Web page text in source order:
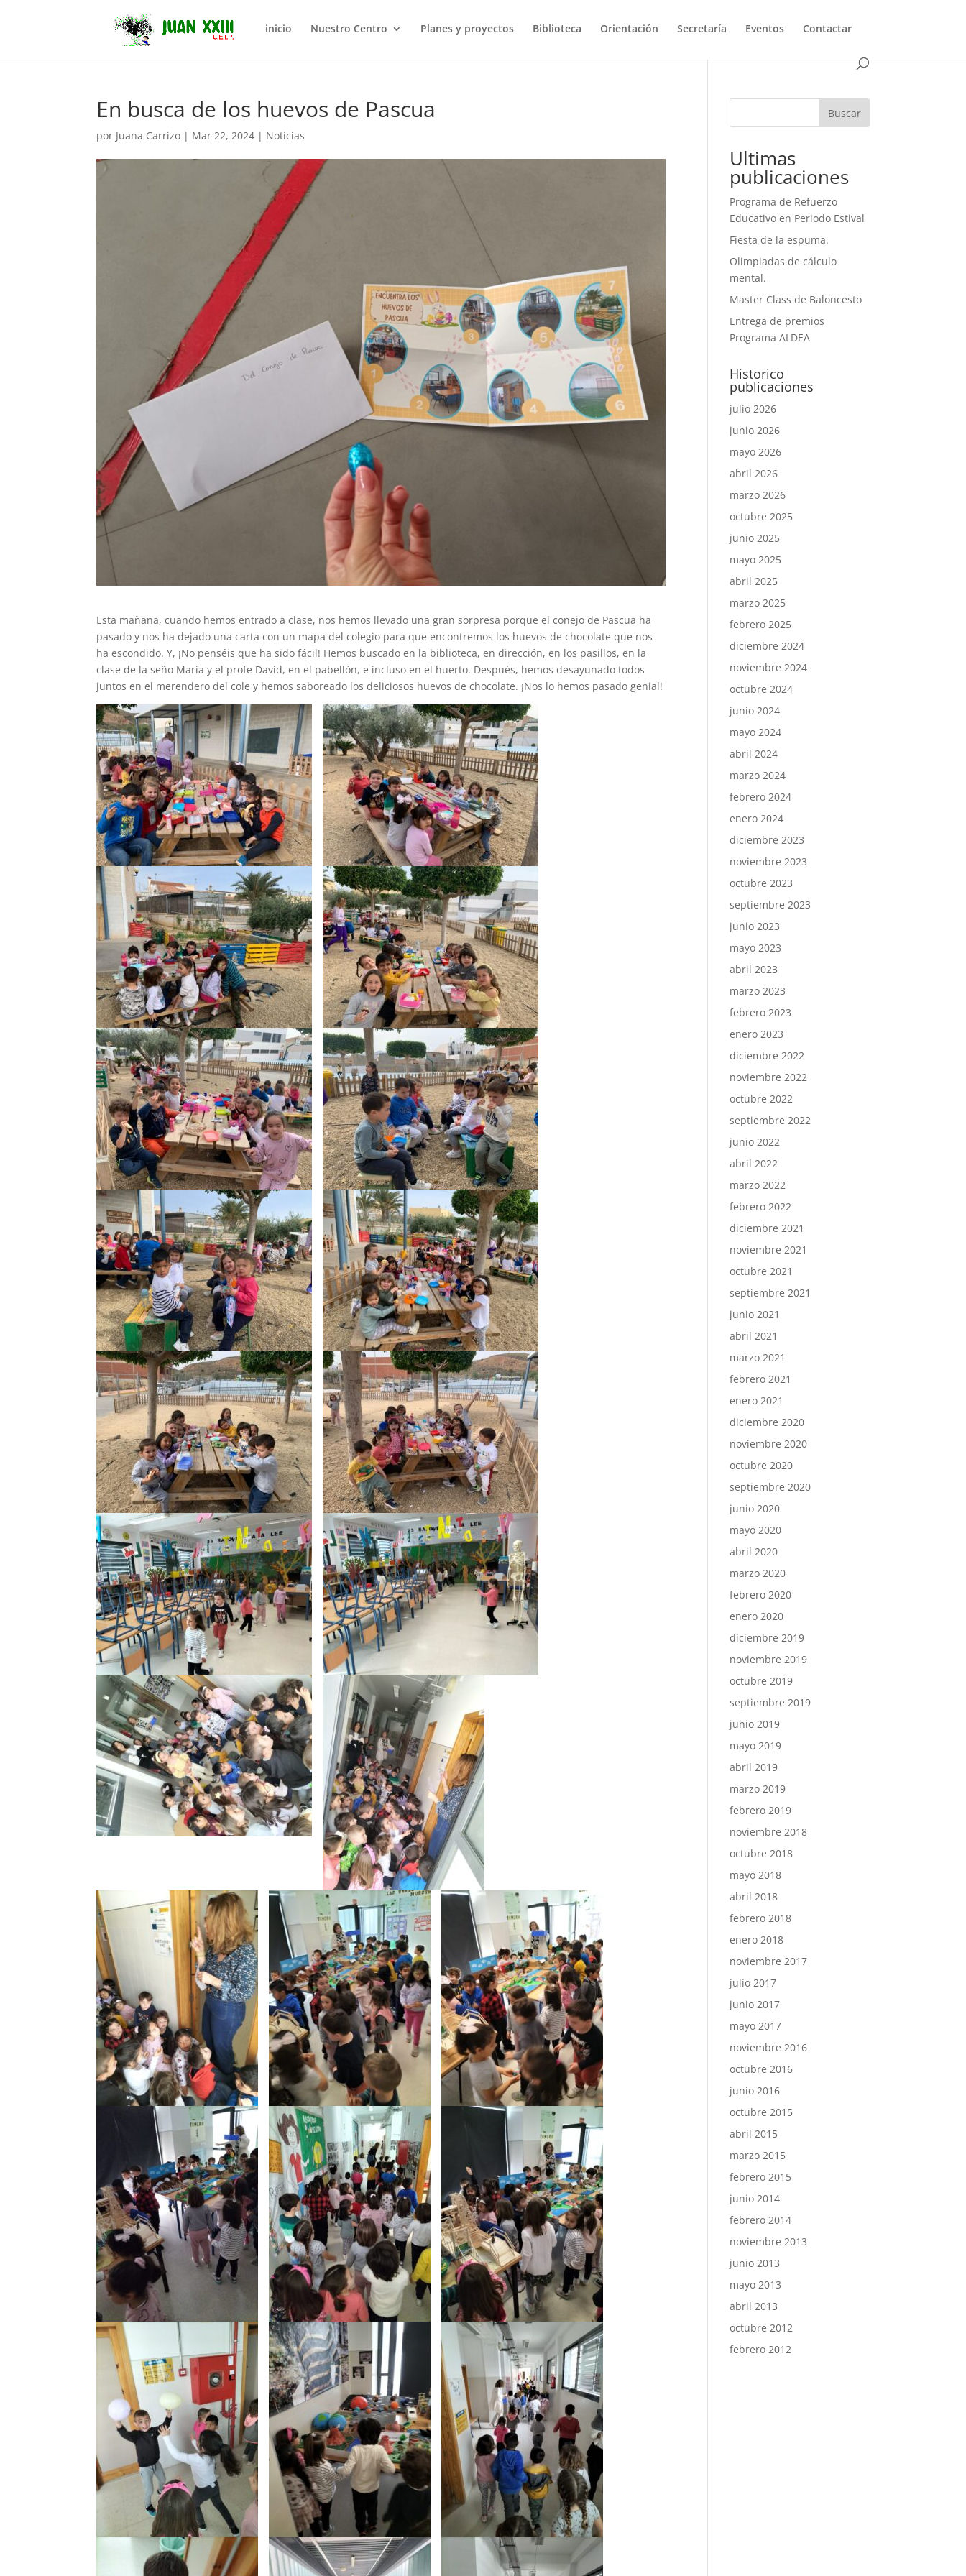
inicio Nuestro Centro Planes y proyectos Biblioteca Orientación Secretaría Eventos Contactar
En busca de los huevos de Pascua
por Juana Carrizo | Mar 22, 2024 | Noticias
Esta mañana, cuando hemos entrado a clase, nos hemos llevado una gran sorpresa porque el conejo de Pascua ha
pasado y nos ha dejado una carta con un mapa del colegio para que encontremos los huevos de chocolate que nos
ha escondido. Y, ¡No penséis que ha sido fácil! Hemos buscado en la biblioteca, en dirección, en los pasillos, en la
clase de la seño María y el profe David, en el pabellón, e incluso en el huerto. Después, hemos desayunado todos
juntos en el merendero del cole y hemos saboreado los deliciosos huevos de chocolate. ¡Nos lo hemos pasado genial!
Buscar
Ultimas
publicaciones
Programa de Refuerzo
Educativo en Periodo Estival
Fiesta de la espuma.
Olimpiadas de cálculo
mental.
Master Class de Baloncesto
Entrega de premios
Programa ALDEA
Historico
publicaciones
julio 2026
junio 2026
mayo 2026
abril 2026
marzo 2026
octubre 2025
junio 2025
mayo 2025
abril 2025
marzo 2025
febrero 2025
diciembre 2024
noviembre 2024
octubre 2024
junio 2024
mayo 2024
abril 2024
marzo 2024
febrero 2024
enero 2024
diciembre 2023
noviembre 2023
octubre 2023
septiembre 2023
junio 2023
mayo 2023
abril 2023
marzo 2023
febrero 2023
enero 2023
diciembre 2022
noviembre 2022
octubre 2022
septiembre 2022
junio 2022
abril 2022
marzo 2022
febrero 2022
diciembre 2021
noviembre 2021
octubre 2021
septiembre 2021
junio 2021
abril 2021
marzo 2021
febrero 2021
enero 2021
diciembre 2020
noviembre 2020
octubre 2020
septiembre 2020
junio 2020
mayo 2020
abril 2020
marzo 2020
febrero 2020
enero 2020
diciembre 2019
noviembre 2019
octubre 2019
septiembre 2019
junio 2019
mayo 2019
abril 2019
marzo 2019
febrero 2019
noviembre 2018
octubre 2018
mayo 2018
abril 2018
febrero 2018
enero 2018
noviembre 2017
julio 2017
junio 2017
mayo 2017
noviembre 2016
octubre 2016
junio 2016
octubre 2015
abril 2015
marzo 2015
febrero 2015
junio 2014
febrero 2014
noviembre 2013
junio 2013
mayo 2013
abril 2013
octubre 2012
febrero 2012